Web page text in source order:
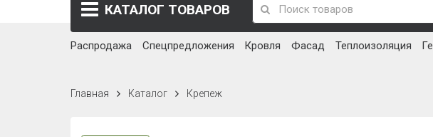
КАТАЛОГ ТОВАРОВ
Распродажа Спецпредложения Кровля Фасад Теплоизоляция
Главная Каталог Крепеж